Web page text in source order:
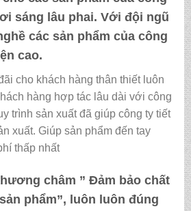
sáng lâu phai. Với đội ngũ
các sản phẩm của công
cao.
cho khách hàng thân thiết luôn
hàng hợp tác lâu dài với công
trình sản xuất đã giúp công ty tiết
xuất. Giúp sản phẩm đến tay
thấp nhất
châm ” Đảm bảo chất
phẩm”, luôn luôn đúng